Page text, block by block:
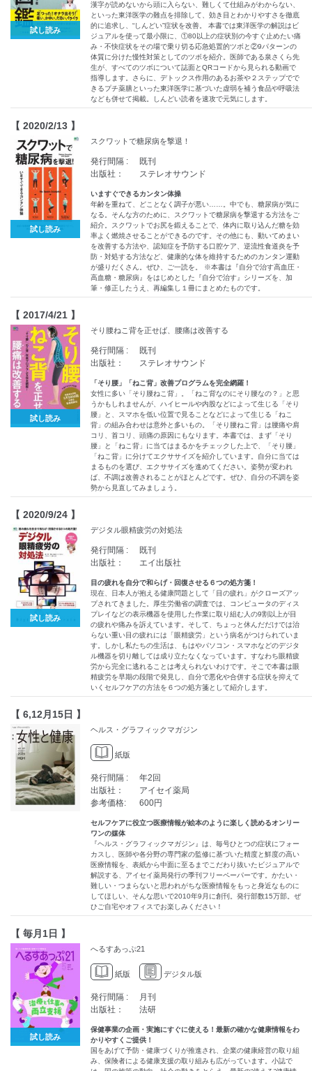
試し読み
漢字が読めないから頭に入らない、難しくて仕組みがわからない、
といった東洋医学の難点を排除して、効き目とわかりやすさを徹底
的に追求し、“しんどい”症状を改善。 本書では東洋医学の解説はビ
ジュアルを使って最小限に、①80以上の症状別の今すぐ止めたい痛
み・不快症状をその場で乗り切る応急処置的ツボと②9パターンの
体質に分けた慢性対策としてのツボを紹介。医師である泉さくら先
生が、すべてのツボについて誌面とQRコードから見られる動画で
指導します。さらに、デトックス作用のあるお茶や２ステップでで
きるプチ薬膳といった東洋医学に基づいた虚弱を補う食品や呼吸法
なども併せて掲載。しんどい読者を速攻で元気にします。
【 2020/2/13 】
試し読み
スクワットで糖尿病を撃退！
発行間隔 :
既刊
出版社：
ステレオサウンド
いますぐできるカンタン体操
年齢を重ねて、どことなく調子が悪い……。中でも、糖尿病が気に
なる。そんな方のために、スクワットで糖尿病を撃退する方法をご
紹介。スクワットでお尻を鍛えることで、体内に取り込んだ糖を効
率よく燃焼させることができるのです。その他にも、動いてめまい
を改善する方法や、認知症を予防する口腔ケア、逆流性食道炎を予
防・対処する方法など、健康的な体を維持するためのカンタン運動
が盛りだくさん。ぜひ、ご一読を。 ※本書は『自分で治す高血圧・
高血糖・糖尿病』をはじめとした『自分で治す』シリーズを、加
筆・修正したうえ、再編集し１冊にまとめたものです。
【 2017/4/21 】
試し読み
そり腰ねこ背を正せば、腰痛は改善する
発行間隔 :
既刊
出版社：
ステレオサウンド
「そり腰」「ねこ背」改善プログラムを完全網羅！
女性に多い「そり腰ねこ背」。「ねこ背なのにそり腰なの？」と思
うかもしれませんが、ハイヒールや内股などによって生じる「そり
腰」と、スマホを低い位置で見ることなどによって生じる「ねこ
背」の組み合わせは意外と多いもの。「そり腰ねこ背」は腰痛や肩
コリ、首コリ、頭痛の原因にもなります。本書では、まず「そり
腰」と「ねこ背」に当てはまるかをチェックした上で、「そり腰」
「ねこ背」に分けてエクササイズを紹介しています。自分に当ては
まるものを選び、エクササイズを進めてください。姿勢が変われ
ば、不調は改善されることがほとんどです。ぜひ、自分の不調を姿
勢から見直してみましょう。
【 2020/9/24 】
試し読み
デジタル眼精疲労の対処法
発行間隔 :
既刊
出版社：
エイ出版社
目の疲れを自分で和らげ・回復させる６つの処方箋！
現在、日本人が抱える健康問題として「目の疲れ」がクローズアッ
プされてきました。厚生労働省の調査では、コンピュータのディス
プレイなどの表示機器を使用した作業に取り組む人の9割以上が目
の疲れや痛みを訴えています。そして、ちょっと休んだだけでは治
らない重い目の疲れには「眼精疲労」という病名がつけられていま
す。しかし私たちの生活は、もはやパソコン・スマホなどのデジタ
ル機器を切り離しては成り立たなくなっています。すなわち眼精疲
労から完全に逃れることは考えられないわけです。そこで本書は眼
精疲労を早期の段階で発見し、自分で悪化や合併する症状を抑えて
いくセルフケアの方法を６つの処方箋として紹介します。
【 6,12月15日 】
ヘルス・グラフィックマガジン
紙版
発行間隔 :
年2回
出版社：
アイセイ薬局
参考価格:
600円
セルフケアに役立つ医療情報が絵本のように楽しく読めるオンリー
ワンの媒体
『ヘルス・グラフィックマガジン』は、毎号ひとつの症状にフォー
カスし、医師や各分野の専門家の監修に基づいた精度と鮮度の高い
医療情報を、表紙から中面に至るまでこだわり抜いたビジュアルで
解説する、アイセイ薬局発行の季刊フリーペーパーです。かたい・
難しい・つまらないと思われがちな医療情報をもっと身近なものに
してほしい、そんな思いで2010年9月に創刊。発行部数15万部。ぜ
ひご自宅やオフィスでお楽しみください！
【 毎月1日 】
試し読み
へるすあっぷ21
紙版 デジタル版
発行間隔 :
月刊
出版社：
法研
保健事業の企画・実施にすぐに使える！最新の確かな健康情報をわ
かりやすくご提供！
国をあげて予防・健康づくりが推進され、企業の健康経営の取り組
み、保険者による健康支援の取り組みも広がっています。小誌で